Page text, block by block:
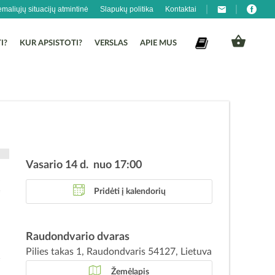
situacijų atmintinė Slapukų politika Kontaktai
KUR APSISTOTI? VERSLAS APIE MUS
Vasario 14 d. nuo 17:00
Pridėti į kalendorių
Raudondvario dvaras
Pilies takas 1, Raudondvaris 54127, Lietuva
Žemėlapis